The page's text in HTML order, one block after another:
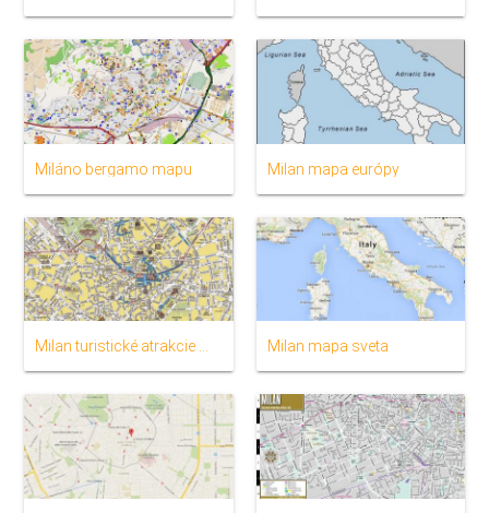
Miláno bergamo mapu Milan mapa európy
Milan mapa sveta